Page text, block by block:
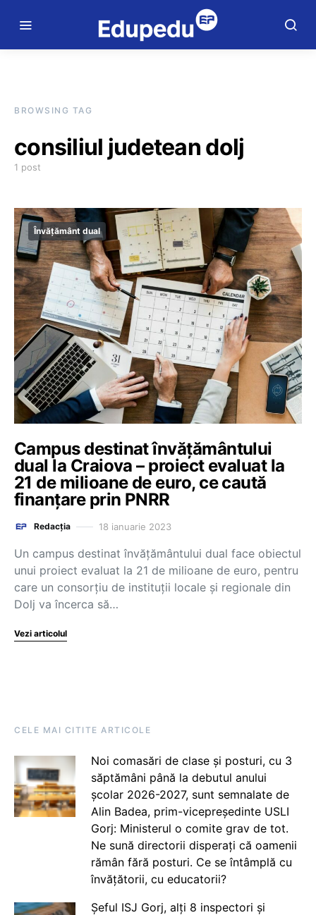
BROWSING TAG
consiliul judetean dolj
1 post
Învățământ dual
Campus destinat învățământului
dual la Craiova – proiect evaluat la
21 de milioane de euro, ce caută
finanțare prin PNRR
Redacția 18 ianuarie 2023
Un campus destinat învățământului dual face obiectul
unui proiect evaluat la 21 de milioane de euro, pentru
care un consorțiu de instituții locale și regionale din
Dolj va încerca să…
Vezi articolul
CELE MAI CITITE ARTICOLE
Noi comasări de clase și posturi, cu 3
săptămâni până la debutul anului
școlar 2026-2027, sunt semnalate de
Alin Badea, prim-vicepreședinte USLI
Gorj: Ministerul o comite grav de tot.
Ne sună directorii disperați că oamenii
rămân fără posturi. Ce se întâmplă cu
învățătorii, cu educatorii?
Șeful ISJ Gorj, alți 8 inspectori și